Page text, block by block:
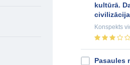
kultūrā.
civilizācija
Konspekts
Pasaules